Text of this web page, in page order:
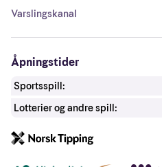
Varslingskanal
Åpningstider
Sportsspill:
Lotterier og andre spill: